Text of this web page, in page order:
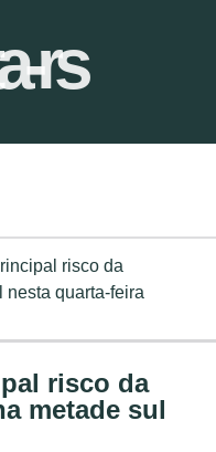
rs
risco da
nesta quarta-feira
risco da
metade sul